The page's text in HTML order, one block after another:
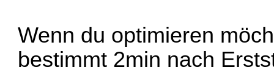
Wenn du optimieren
bestimmt 2min nach